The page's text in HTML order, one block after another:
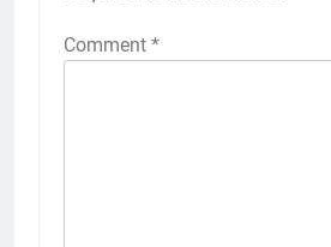
Comment *